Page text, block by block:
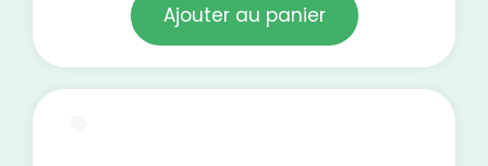
Ajouter au panier